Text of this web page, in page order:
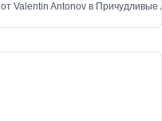
от Valentin Antonov в Причудливые